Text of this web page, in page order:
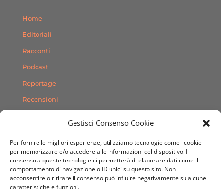
Gestisci Consenso Cookie
Per fornire le migliori esperienze, utilizziamo tecnologie come i cookie
per memorizzare e/o accedere alle informazioni del dispositivo. Il
consenso a queste tecnologie ci permetterà di elaborare dati come il
comportamento di navigazione o ID unici su questo sito. Non
acconsentire o ritirare il consenso può influire negativamente su alcune
caratteristiche e funzioni.
Home
Editoriali
Racconti
Podcast
Reportage
Recensioni
Contatti
SEGUICI SUI SOCIAL